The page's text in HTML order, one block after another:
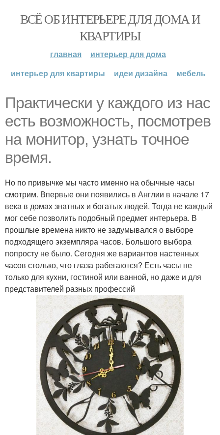
ВСЁ ОБ ИНТЕРЬЕРЕ ДЛЯ ДОМА И
КВАРТИРЫ
главная
интерьер для дома
интерьер для квартиры
идеи дизайна мебель
Практически у каждого из нас
есть возможность, посмотрев
на монитор, узнать точное
время.
Но по привычке мы часто именно на обычные часы
смотрим. Впервые они появились в Англии в начале 17
века в домах знатных и богатых людей. Тогда не каждый
мог себе позволить подобный предмет интерьера. В
прошлые времена никто не задумывался о выборе
подходящего экземпляра часов. Большого выбора
попросту не было. Сегодня же вариантов настенных
часов столько, что глаза рабегаются? Есть часы не
только для кухни, гостиной или ванной, но даже и для
представителей разных профессий